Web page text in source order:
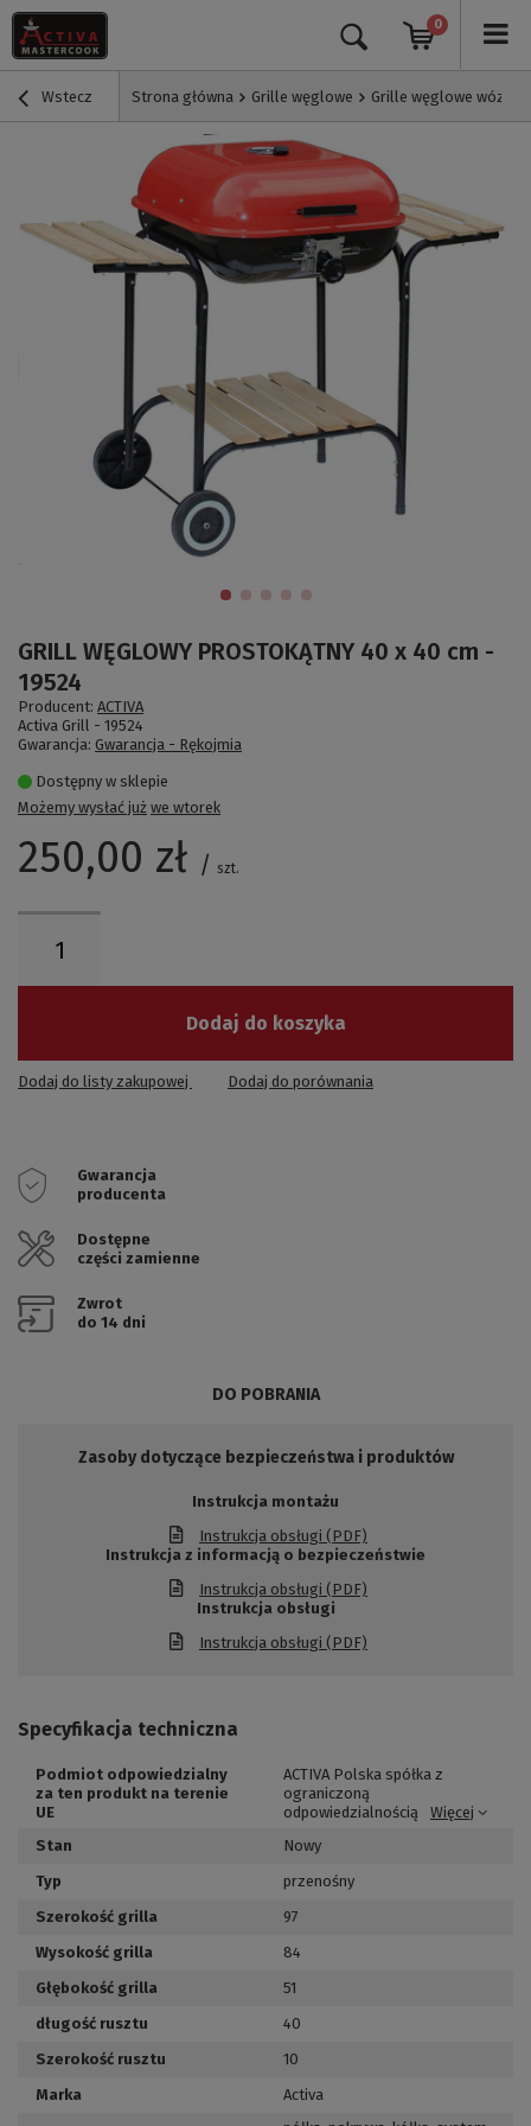
0
Wstecz Strona główna Grille węglowe Grille węglowe wózki
GRILL WĘGLOWY PROSTOKĄTNY 40 x 40 cm -
19524
Producent: ACTIVA
Activa Grill - 19524
Gwarancja: Gwarancja - Rękojmia
Dostępny w sklepie
Możemy wysłać już we wtorek
250,00 zł / szt.
Dodaj do koszyka
Dodaj do listy zakupowej Dodaj do porównania
Gwarancja
producenta
Dostępne
części zamienne
Zwrot
do 14 dni
DO POBRANIA
Zasoby dotyczące bezpieczeństwa i produktów
Instrukcja montażu
Instrukcja obsługi (PDF)
Instrukcja z informacją o bezpieczeństwie
Instrukcja obsługi (PDF)
Instrukcja obsługi
Instrukcja obsługi (PDF)
Specyfikacja techniczna
Podmiot odpowiedzialny
za ten produkt na terenie
UE
ACTIVA Polska spółka z
ograniczoną
odpowiedzialnością
Więcej
Stan
Nowy
Typ
przenośny
Szerokość grilla
97
Wysokość grilla
84
Głębokość grilla
51
długość rusztu
40
Szerokość rusztu
10
Marka
Activa